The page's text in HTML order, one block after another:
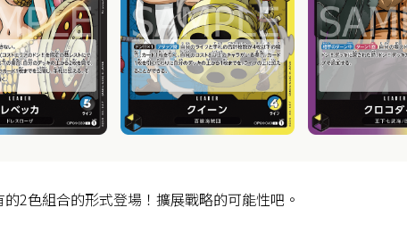
2色組合的形式登場！擴展戰略的可能性吧。